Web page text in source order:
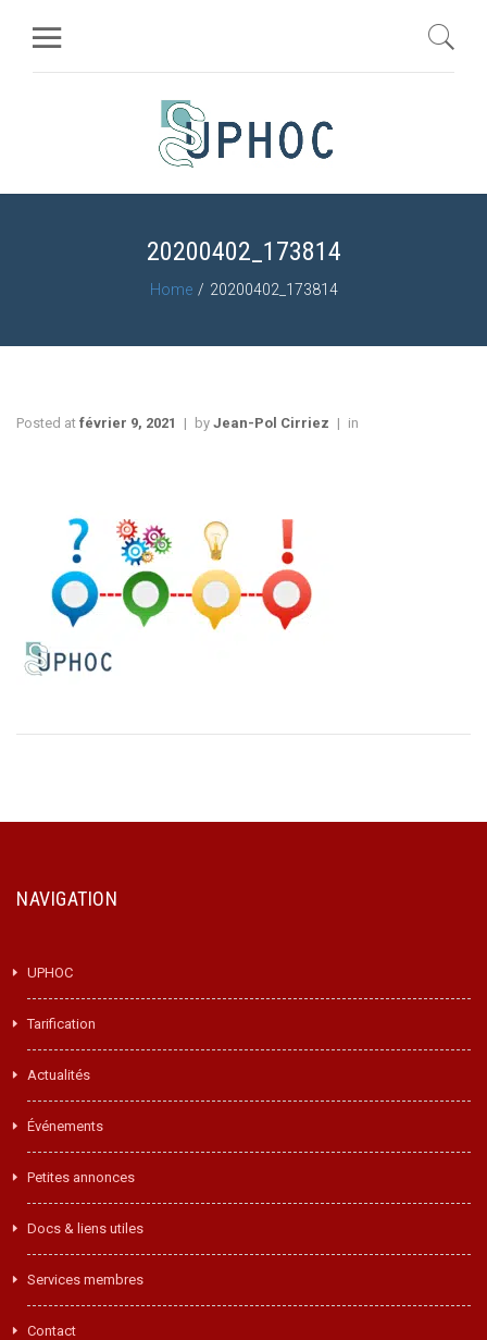
20200402_173814
Home 20200402_173814
Posted at février 9, 2021 by Jean-Pol Cirriez in
NAVIGATION
UPHOC
Tarification
Actualités
Événements
Petites annonces
Docs & liens utiles
Services membres
Contact